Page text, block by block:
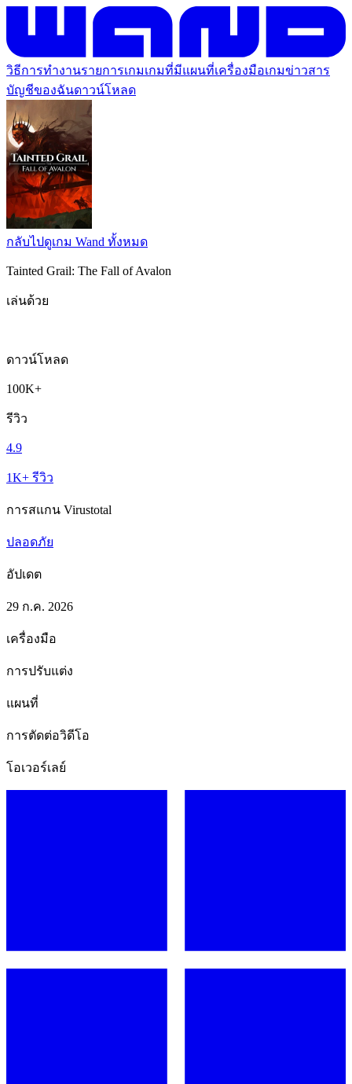
วิธีการทำงานรายการเกมเกมที่มีแผนที่เครื่องมือเกมข่าวสาร
บัญชีของฉันดาวน์โหลด
กลับไปดูเกม Wand ทั้งหมด
Tainted Grail: The Fall of Avalon
เล่นด้วย
ดาวน์โหลด
100K+
รีวิว
4.9
1K+ รีวิว
การสแกน Virustotal
ปลอดภัย
อัปเดต
29 ก.ค. 2026
เครื่องมือ
การปรับแต่ง
แผนที่
การตัดต่อวิดีโอ
โอเวอร์เลย์